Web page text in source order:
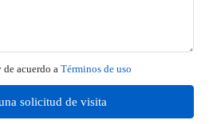
acuerdo a Términos de uso
solicitud de visita